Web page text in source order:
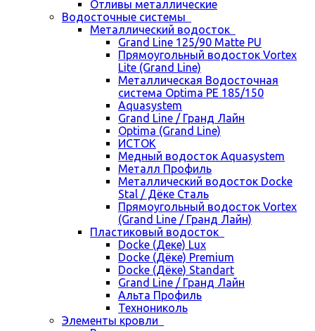
Отливы металлические
Водосточные системы
Металлический водосток
Grand Line 125/90 Matte PU
Прямоугольный водосток Vortex
Lite (Grand Line)
Металлическая Водосточная
система Optima PE 185/150
Aquasystem
Grand Line / Гранд Лайн
Optima (Grand Line)
ИСТОК
Медный водосток Aquasystem
Металл Профиль
Металлический водосток Docke
Stal / Дёке Сталь
Прямоугольный водосток Vortex
(Grand Line / Гранд Лайн)
Пластиковый водосток
Docke (Деке) Lux
Docke (Дёке) Premium
Docke (Дёке) Standart
Grand Line / Гранд Лайн
Альта Профиль
Технониколь
Элементы кровли